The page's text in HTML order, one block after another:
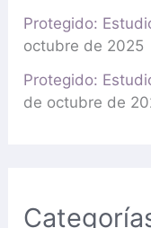
Protegido:
octubre de 2025
Protegido:
de octubre de